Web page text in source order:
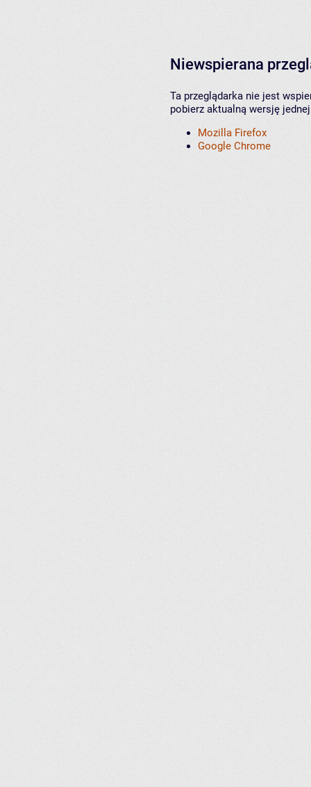
Niewspierana
Ta przeglądarka nie jest
pobierz aktualną wersję
Mozilla Firefox
Google Chrome